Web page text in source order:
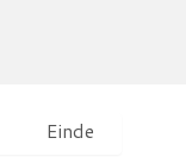
Einde